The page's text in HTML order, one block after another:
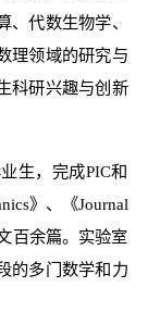
、代数生物学、
理领域的研究与
科研兴趣与创新
生，完成PIC和
》、《Journal
百余篇。实验室
的多门数学和力